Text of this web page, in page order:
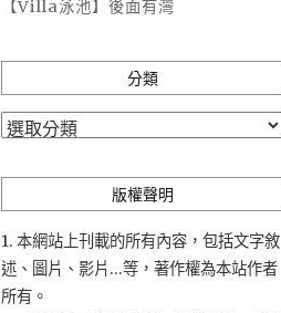
【Villa泳池】後面有灣
分類
分
版權聲明
1. 本網站上刊載的所有內容，包括文字敘
述、圖片、影片...等，著作權為本站作者
所有。